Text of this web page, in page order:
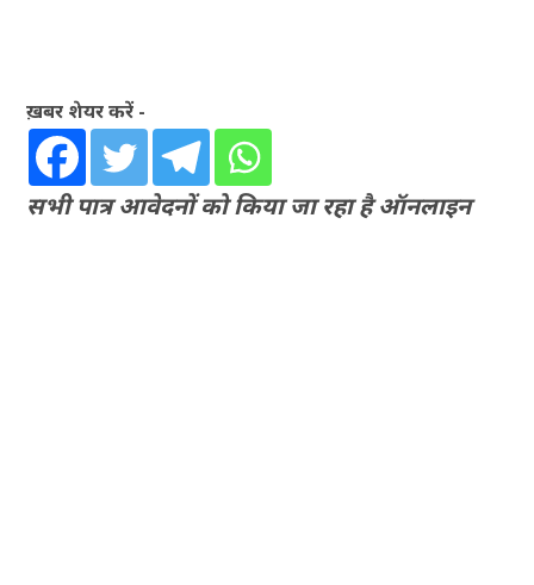
ख़बर शेयर करें -
सभी पात्र आवेदनों को किया जा रहा है ऑनलाइन